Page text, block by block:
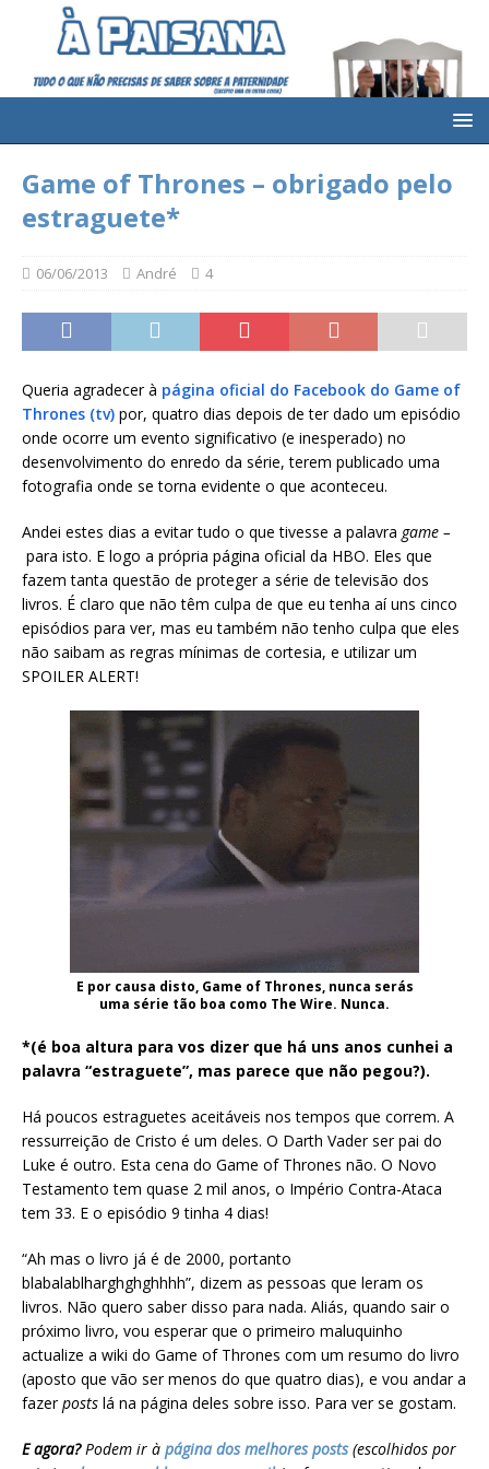
Game of Thrones – obrigado pelo
estraguete*
06/06/2013 André 4
Queria agradecer à página oficial do Facebook do Game of
Thrones (tv) por, quatro dias depois de ter dado um episódio
onde ocorre um evento significativo (e inesperado) no
desenvolvimento do enredo da série, terem publicado uma
fotografia onde se torna evidente o que aconteceu.
Andei estes dias a evitar tudo o que tivesse a palavra game –
para isto. E logo a própria página oficial da HBO. Eles que
fazem tanta questão de proteger a série de televisão dos
livros. É claro que não têm culpa de que eu tenha aí uns cinco
episódios para ver, mas eu também não tenho culpa que eles
não saibam as regras mínimas de cortesia, e utilizar um
SPOILER ALERT!
E por causa disto, Game of Thrones, nunca serás
uma série tão boa como The Wire. Nunca.
*(é boa altura para vos dizer que há uns anos cunhei a
palavra “estraguete”, mas parece que não pegou?).
Há poucos estraguetes aceitáveis nos tempos que correm. A
ressurreição de Cristo é um deles. O Darth Vader ser pai do
Luke é outro. Esta cena do Game of Thrones não. O Novo
Testamento tem quase 2 mil anos, o Império Contra-Ataca
tem 33. E o episódio 9 tinha 4 dias!
“Ah mas o livro já é de 2000, portanto
blabalablharghghghhhh”, dizem as pessoas que leram os
livros. Não quero saber disso para nada. Aliás, quando sair o
próximo livro, vou esperar que o primeiro maluquinho
actualize a wiki do Game of Thrones com um resumo do livro
(aposto que vão ser menos do que quatro dias), e vou andar a
fazerposts lá na página deles sobre isso. Para ver se gostam.
E agora?Podem ir à página dos melhores posts(escolhidos por